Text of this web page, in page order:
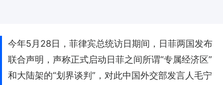
今年5月28日，菲律宾总统访日期间，日菲两国发布
联合声明，声称正式启动日菲之间所谓“专属经济区”
和大陆架的“划界谈判”，对此中国外交部发言人毛宁